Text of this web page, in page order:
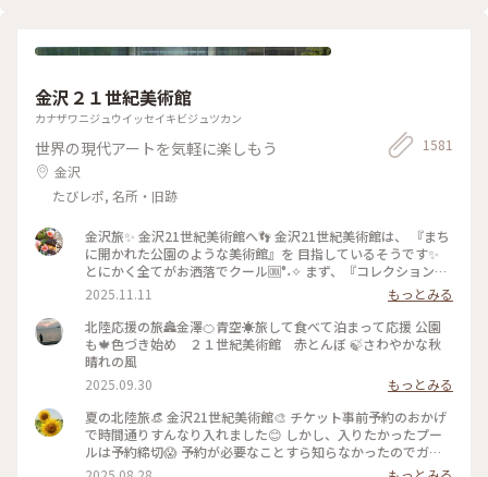
金沢２１世紀美術館
カナザワニジュウイッセイキビジュツカン
世界の現代アートを気軽に楽しもう
金沢
たびレポ, 名所・旧跡
1581
金沢旅✨ 金沢21世紀美術館へ👣 金沢21世紀美術館は、 『まち
に開かれた公園のような美術館』を 目指しているそうです✨
とにかく全てがお洒落でクール🆒°˖✧ まず、『コレクション展
2 文字の可能性』を鑑賞。 現代アート作品における「文字」
の表現に 焦点を当てて、文字が持つ可能性を 絵画、版画、
書、陶芸、映像など 様々な形式の作品を通して探求していま
す。 文字に関して多角的な視点から見た作品の数々、 こうい
う見方もあるんだ！と とても興味深かったです✨ また、
『SIDE CORE Living road, Living space / 生きている道、生き
るための場所』も鑑賞。 これは、アートチームSIDE COREの
展覧会で、 「道」や「移動」をテーマに、 ストリートカルチ
ャーの視点から 「異なる場所をつなぐ表現」、 「生きるため
の場所」を 美術館の中に創出することを目指しているそう✨
様々な角度から道や移動を見ている作品、 一体感もあってと
2025.11.11
もっとみる
北陸応援の旅🏯金澤🍊青空☀️旅して食べて泊まって応援 公園
も🍁色づき始め ２１世紀美術館 赤とんぼ 🍃さわやかな秋
晴れの風
2025.09.30
もっとみる
夏の北陸旅👒 金沢21世紀美術館🎨‎ チケット事前予約のおかげ
で時間通りすんなり入れました😊 しかし、入りたかったプー
ルは予約締切😱 予約が必要なことすら知らなかったのでガッ
カリ💧 そうですよね、人気の美術館ですものね… そして雨の